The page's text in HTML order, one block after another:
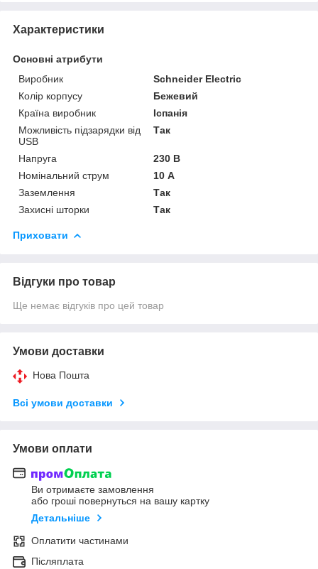
Характеристики
Основні атрибути
Виробник
Schneider Electric
Колір корпусу
Бежевий
Країна виробник
Іспанія
Можливість підзарядки від
USB
Так
Напруга
230 В
Номінальний струм
10 А
Заземлення
Так
Захисні шторки
Так
Приховати
Відгуки про товар
Ще немає відгуків про цей товар
Умови доставки
Нова Пошта
Всі умови доставки
Умови оплати
Ви отримаєте замовлення
або гроші повернуться на вашу картку
Детальніше
Оплатити частинами
Післяплата